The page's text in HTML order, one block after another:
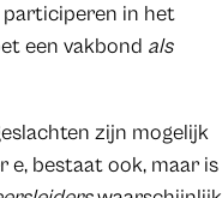
participeren in het
een vakbond als
zijn mogelijk
e, bestaat ook, maar is